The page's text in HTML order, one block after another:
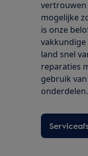
vertrouwen
mogelijke
is onze
vakkundige
land snel
reparaties
gebruik
onderdelen.